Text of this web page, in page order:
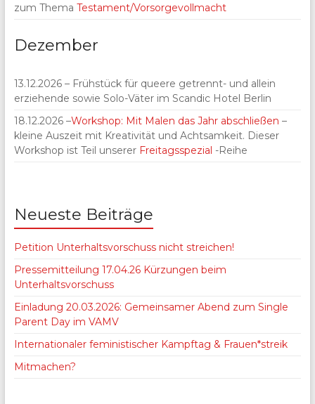
zum Thema Testament/Vorsorgevollmacht
Dezember
13.12.2026 – Frühstück für queere getrennt- und allein
erziehende sowie Solo-Väter im Scandic Hotel Berlin
18.12.2026 –Workshop: Mit Malen das Jahr abschließen –
kleine Auszeit mit Kreativität und Achtsamkeit. Dieser
Workshop ist Teil unserer Freitagsspezial -Reihe
Neueste Beiträge
Petition Unterhaltsvorschuss nicht streichen!
Pressemitteilung 17.04.26 Kürzungen beim
Unterhaltsvorschuss
Einladung 20.03.2026: Gemeinsamer Abend zum Single
Parent Day im VAMV
Internationaler feministischer Kampftag & Frauen*streik
Mitmachen?